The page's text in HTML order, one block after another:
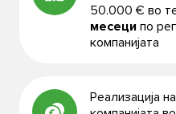
50.000 € во
месеци по
компанијата
Реализација